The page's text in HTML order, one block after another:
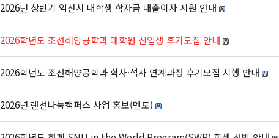
2026년 상반기 익산시 대학생 학자금 대출이자 지원 안내
2026학년도 조선해양공학과 대학원 신입생 후기모집 안내
2026학년도 조선해양공학과 학사·석사 연계과정 후기모집 시행 안내
2026년 랜선나눔캠퍼스 사업 홍보(멘토)